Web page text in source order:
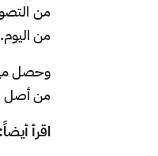
من
من اليوم.
وحصل ميرتس على 325
من أصل 630 عضواً في البرلمان.
اقرأ أيضاً: